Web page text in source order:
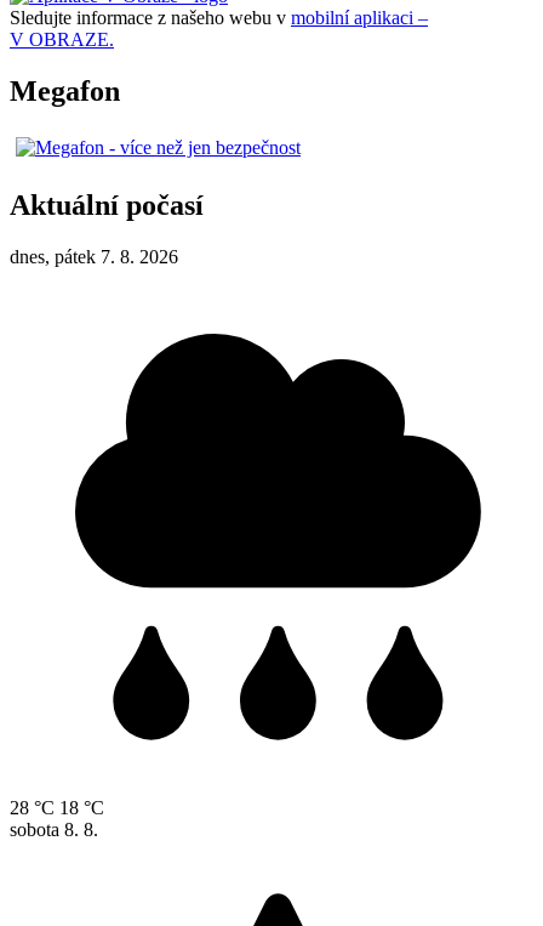
Sledujte informace z našeho webu v mobilní aplikaci –
V OBRAZE.
Megafon
Aktuální počasí
dnes, pátek 7. 8. 2026
28 °C 18 °C
sobota 8. 8.